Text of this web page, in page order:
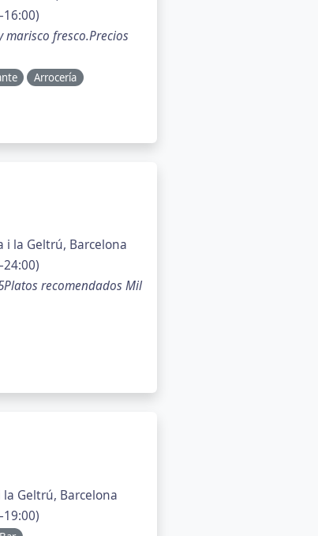
fresco.Precios
Arrocería
i la Geltrú, Barcelona
recomendados Mil
la Geltrú, Barcelona